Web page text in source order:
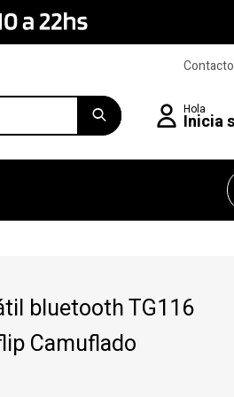
Contacto
bluetooth TG116
Camuflado